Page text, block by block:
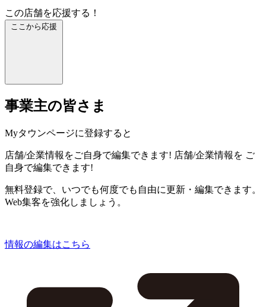
この店舗を応援する！
ここから応援
事業主の皆さま
Myタウンページに登録すると
店舗/企業情報をご自身で編集できます! 店舗/企業情報を ご
自身で編集できます!
無料登録で、いつでも何度でも自由に更新・編集できます。
Web集客を強化しましょう。
情報の編集はこちら